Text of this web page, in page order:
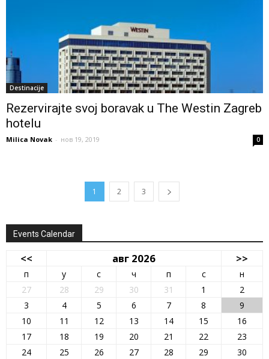
Destinacije
Rezervirajte svoj boravak u The Westin Zagreb
hotelu
Milica Novak - нов 19, 2019 0
1 2 3
Events Calendar
<< авг 2026 >>
п у с ч п с
н
27
28 29 30 31 1
2
3
4 5 6 7 8
9
10
11 12 13 14 15
16
17
18 19 20 21 22
23
24
25 26 27 28 29
30